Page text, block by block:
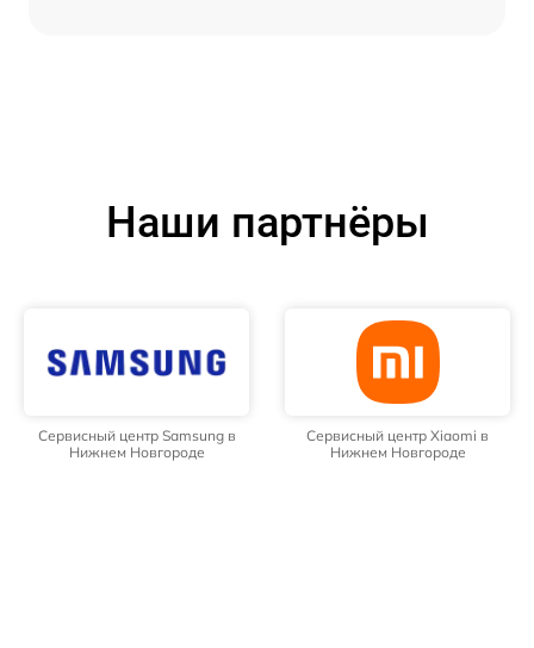
Наши партнёры
Сервисный центр Samsung в
Нижнем Новгороде
Сервисный центр Xiaomi в
Нижнем Новгороде